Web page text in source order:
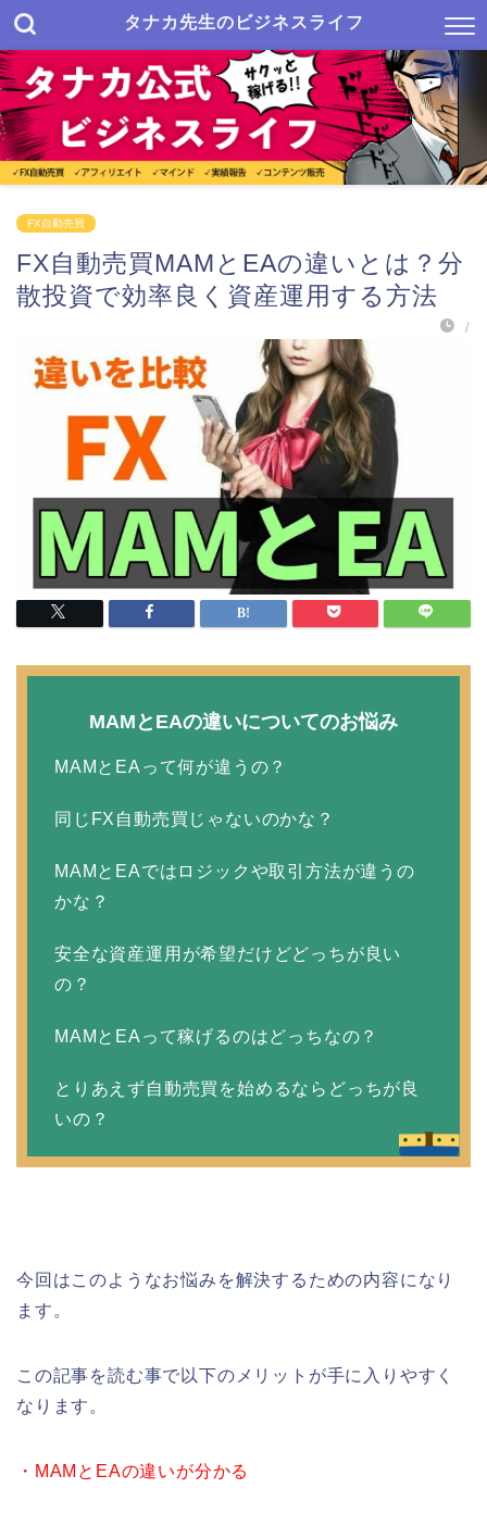
タナカ先生のビジネスライフ
FX自動売買
FX自動売買MAMとEAの違いとは？分
散投資で効率良く資産運用する方法
/
MAMとEAの違いについてのお悩み
MAMとEAって何が違うの？
同じFX自動売買じゃないのかな？
MAMとEAではロジックや取引方法が違うの
かな？
安全な資産運用が希望だけどどっちが良い
の？
MAMとEAって稼げるのはどっちなの？
とりあえず自動売買を始めるならどっちが良
いの？
今回はこのようなお悩みを解決するための内容になり
ます。
この記事を読む事で以下のメリットが手に入りやすく
なります。
・MAMとEAの違いが分かる